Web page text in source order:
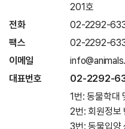
201호
전화
02-2292-
팩스
02-2292-
이메일
대표번호
02-2292-
1번: 동물학대
2번: 회원정보
3번: 동물입양